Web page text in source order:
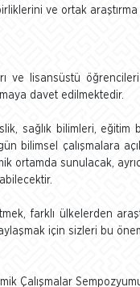
ve ortak
ve lisansüstü
davet edilmektedir.
sağlık bilimleri,
bilimsel çalışmalara
ortamda sunulacak,
farklı ülkelerden
için sizleri bu
Çalışmalar